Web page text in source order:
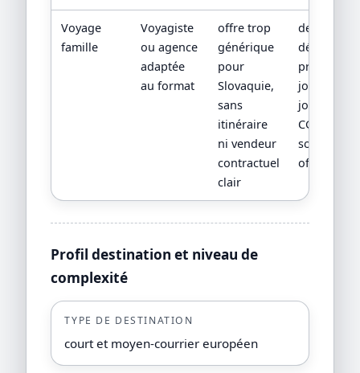
Voyage
famille
Voyagiste
ou agence
adaptée
au format
offre trop
générique
pour
Slovaquie,
sans
itinéraire
ni vendeur
contractuel
clair
devis
détaillé,
jour par
jour,
CGV/CPV et
sources
officielles
Profil destination et niveau de
complexité
TYPE DE DESTINATION
court et moyen-courrier européen